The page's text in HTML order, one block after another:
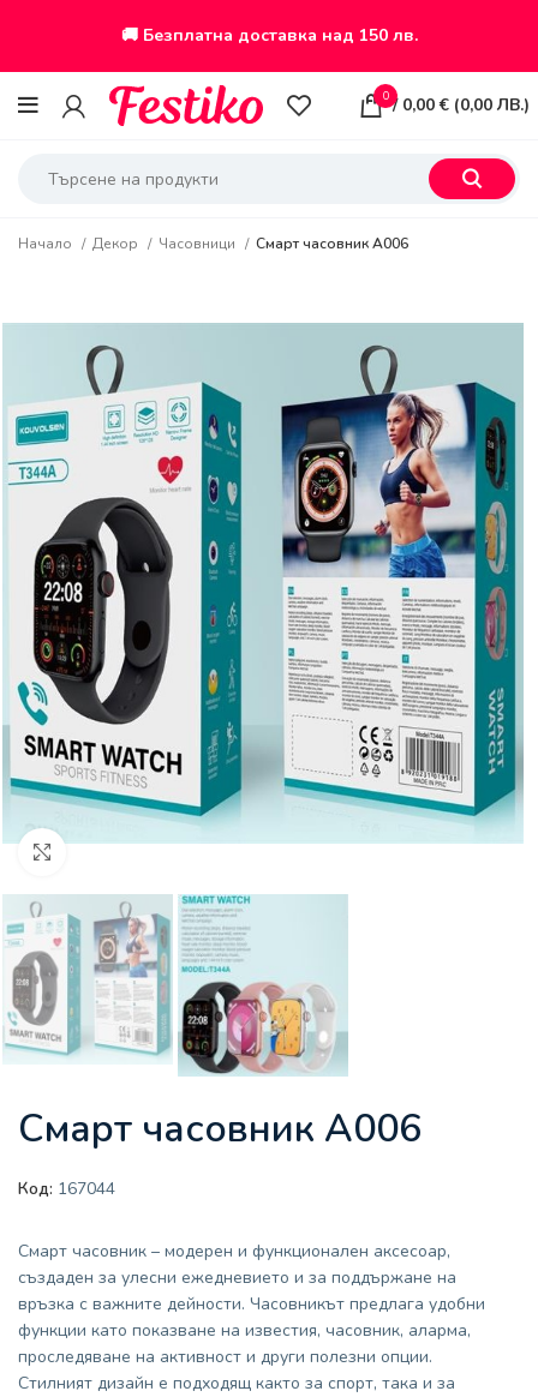
🚚 Безплатна доставка над 150 лв.
0 / 0,00€ (0,00 ЛВ.)
Начало Декор Часовници Смарт часовник A006
Смарт часовник A006
Код: 167044
Смарт часовник – модерен и функционален аксесоар,
създаден за улесни ежедневието и за поддържане на
връзка с важните дейности. Часовникът предлага удобни
функции като показване на известия, часовник, аларма,
проследяване на активност и други полезни опции.
Стилният дизайн е подходящ както за спорт, така и за